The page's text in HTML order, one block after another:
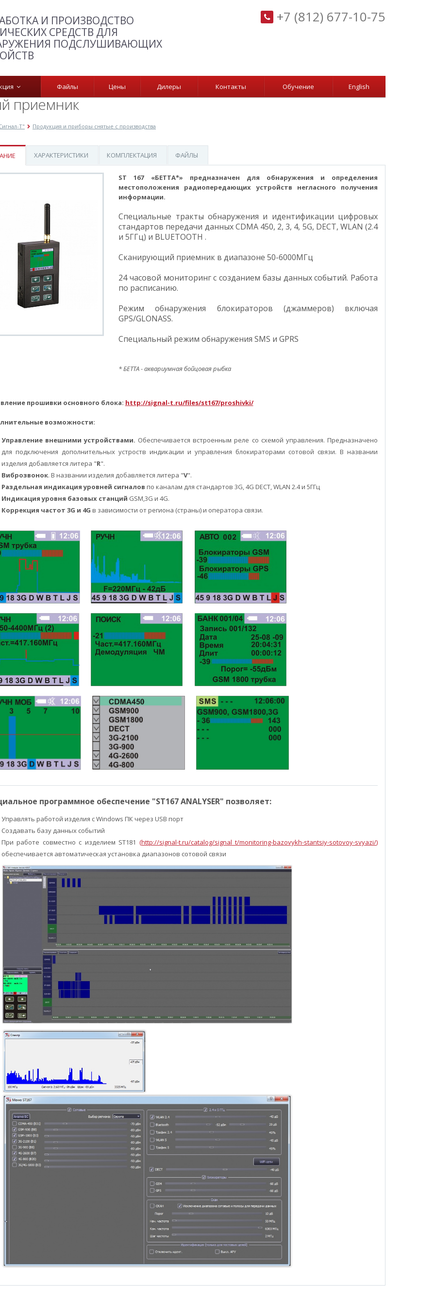
И ПРОИЗВОДСТВО
СРЕДСТВ ДЛЯ
ПОДСЛУШИВАЮЩИХ
+7 (812) 677-10-75
Файлы Цены Дилеры Контакты Обучение English
приемник
Т" Продукция и приборы снятые с производства
ХАРАКТЕРИСТИКИ КОМПЛЕКТАЦИЯ ФАЙЛЫ
ST 167 «Бетта» Поисковый приемник
ST 167 «БЕТТА*» предназначен для обнаружения и определения
местоположения радиопередающих устройств негласного получения
информации.
Специальные тракты обнаружения и идентификации цифровых
стандартов передачи данных CDMA 450, 2, 3, 4, 5G, DECT, WLAN (2.4
и 5ГГц) и BLUETOOTH .
Сканирующий приемник в диапазоне 50-6000МГц
24 часовой мониторинг с созданием базы данных событий. Работа
по расписанию.
Режим обнаружения блокираторов (джаммеров) включая
GPS/GLONASS.
Специальный режим обнаружения SMS и GPRS
* БЕТТА - аквариумная бойцовая рыбка
прошивки основного блока: http://signal-t.ru/files/st167/proshivki/
возможности:
Управление внешними устройствами. Обеспечивается встроенным реле со схемой управления. Предназначено
для подключения дополнительных устроств индикации и управления блокираторами сотовой связи. В названии
изделия добавляется литера "R".
Виброзвонок. В названии изделия добавляется литера "V".
Раздельная индикация уровней сигналов по каналам для стандартов 3G, 4G DECT, WLAN 2.4 и 5ГГц
Индикация уровня базовых станций GSM,3G и 4G.
Коррекция частот 3G и 4G в зависимости от региона (страны) и оператора связи.
программное обеспечение "ST167 ANALYSER" позволяет:
Управлять работой изделия с Windows ПК через USB порт
Создавать базу данных событий
При работе совместно с изделием ST181 (http://signal-t.ru/catalog/signal_t/monitoring-bazovykh-stantsiy-sotovoy-svyazi/)
обеспечивается автоматическая установка диапазонов сотовой связи